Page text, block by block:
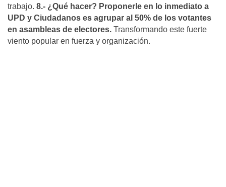
trabajo. 8.- ¿Qué hacer? Proponerle en lo inmediato a
UPD y Ciudadanos es agrupar al 50% de los votantes
en asambleas de electores. Transformando este fuerte
viento popular en fuerza y organización.